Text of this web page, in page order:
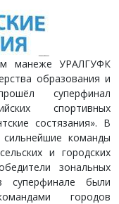
манеже УРАЛГУФК
образования и
суперфинал
спортивных
состязания». В
команды
и городских
зональных
суперфинале были
городов